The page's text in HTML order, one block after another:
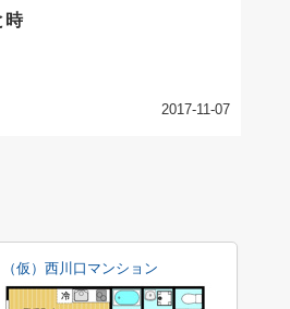
時
2017-11-07
（仮）西川口マンション